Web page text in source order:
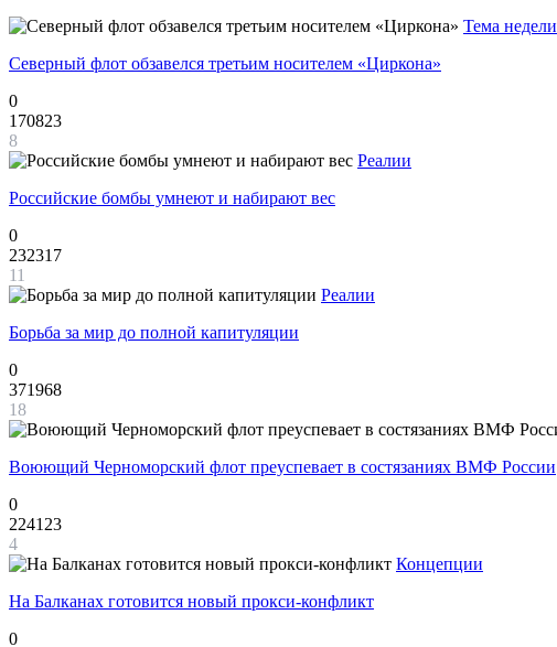
Тема недели
Северный флот обзавелся третьим носителем «Циркона»
0
170823
8
Реалии
Российские бомбы умнеют и набирают вес
0
232317
11
Реалии
Борьба за мир до полной капитуляции
0
371968
18
Воюющий Черноморский флот преуспевает в состязаниях ВМФ России
0
224123
4
Концепции
На Балканах готовится новый прокси-конфликт
0